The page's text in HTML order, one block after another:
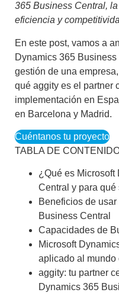
365 Business Central,
eficiencia y
En este post, vamos a
Dynamics 365 Business
gestión de una
qué aggity es el partner
implementación en
en Barcelona y Madrid.
Cuéntanos tu proyecto
TABLA DE
¿Qué es
Central y para qué
Beneficios de
Business Central
Capacidades de
Microsoft
aplicado al mundo
aggity: tu partner
Dynamics 365